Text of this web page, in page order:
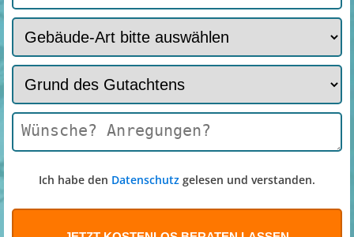
Ich habe den Datenschutz gelesen und verstanden.